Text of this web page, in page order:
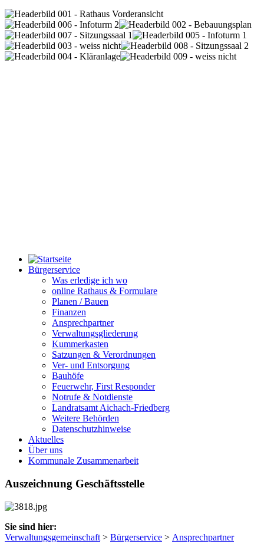
Bürgerservice
Was erledige ich wo
online Rathaus & Formulare
Planen / Bauen
Finanzen
Ansprechpartner
Verwaltungsgliederung
Kummerkasten
Satzungen & Verordnungen
Ver- und Entsorgung
Bauhöfe
Feuerwehr, First Responder
Notrufe & Notdienste
Landratsamt Aichach-Friedberg
Weitere Behörden
Datenschutzhinweise
Aktuelles
Über uns
Kommunale Zusammenarbeit
Auszeichnung Geschäftsstelle
Sie sind hier:
Verwaltungsgemeinschaft > Bürgerservice > Ansprechpartner